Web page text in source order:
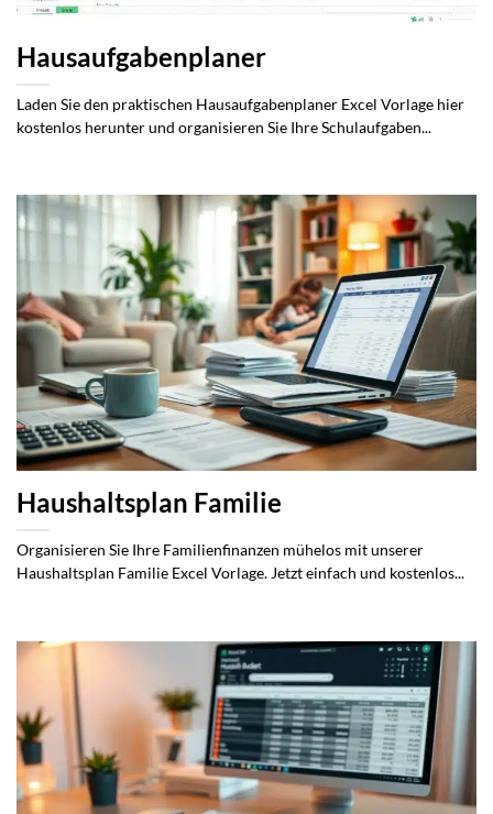
Hausaufgabenplaner
Laden Sie den praktischen Hausaufgabenplaner Excel Vorlage hier
kostenlos herunter und organisieren Sie Ihre Schulaufgaben...
Haushaltsplan Familie
Organisieren Sie Ihre Familienfinanzen mühelos mit unserer
Haushaltsplan Familie Excel Vorlage. Jetzt einfach und kostenlos...